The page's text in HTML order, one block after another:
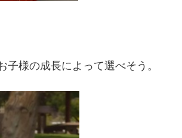
様の成長によって選べそう。